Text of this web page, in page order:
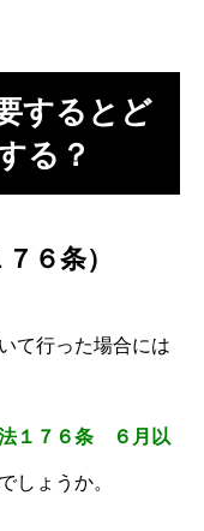
するとど
る？
６条）
て行った場合には
１７６条 ６月以
しょうか。